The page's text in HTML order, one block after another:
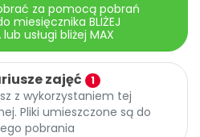
za pomocą pobrań
miesięcznika BLIŻEJ
lub usługi bliżej MAX
zajęć 1
z wykorzystaniem tej
Pliki umieszczone są do
pobrania